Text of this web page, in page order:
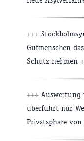
+++
Gutmenschen
Schutz nehmen
+++ Auswertung
überführt nur
Privatsphäre